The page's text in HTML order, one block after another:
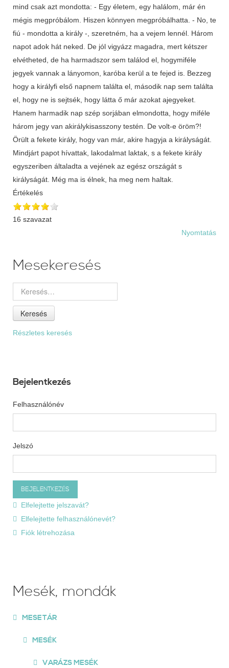
mind csak azt mondotta: - Egy életem, egy halálom, már én
mégis megpróbálom. Hiszen könnyen megpróbálhatta. - No, te
fiú - mondotta a király -, szeretném, ha a vejem lennél. Három
napot adok hát neked. De jól vigyázz magadra, mert kétszer
elvétheted, de ha harmadszor sem találod el, hogymiféle
jegyek vannak a lányomon, karóba kerül a te fejed is. Bezzeg
hogy a királyfi első napnem találta el, második nap sem találta
el, hogy ne is sejtsék, hogy látta ő már azokat ajegyeket.
Hanem harmadik nap szép sorjában elmondotta, hogy miféle
három jegy van akirálykisasszony testén. De volt-e öröm?!
Örült a fekete király, hogy van már, akire hagyja a királyságát.
Mindjárt papot hívattak, lakodalmat laktak, s a fekete király
egyszeriben általadta a vejének az egész országát s
királyságát. Még ma is élnek, ha meg nem haltak.
Értékelés
16 szavazat
Nyomtatás
Mesekeresés
Keresés
Részletes keresés
Bejelentkezés
Felhasználónév
Jelszó
Elfelejtette jelszavát?
Elfelejtette felhasználónevét?
Fiók létrehozása
Mesék, mondák
MESETÁR
MESÉK
VARÁZS MESÉK